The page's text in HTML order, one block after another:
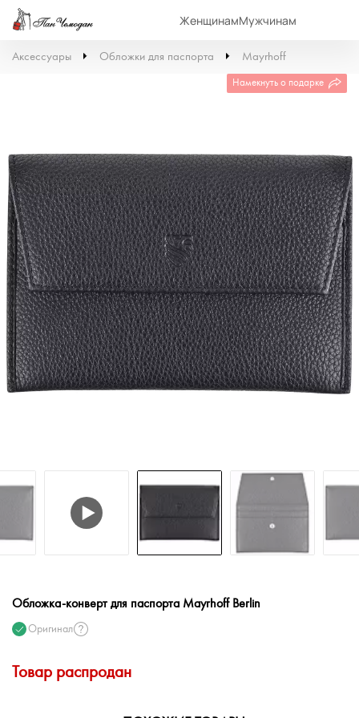
ЖенщинамМужчинам
Аксессуары Обложки для паспорта Mayrhoff
Намекнуть о подарке
Обложка-конверт для паспорта Mayrhoff Berlin
Оригинал
Товар распродан